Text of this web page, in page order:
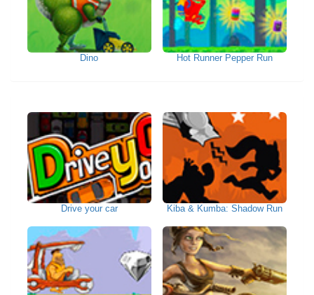
Dino Hot Runner Pepper Run
Drive your car Kiba & Kumba: Shadow Run